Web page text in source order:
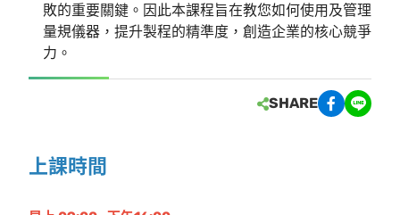
敗的重要關鍵。因此本課程旨在教您如何使用及管理
量規儀器，提升製程的精準度，創造企業的核心競爭
力。
SHARE
上課時間